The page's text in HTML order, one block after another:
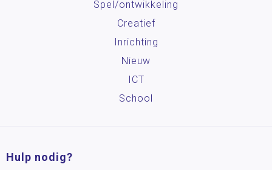
Spel/ontwikkeling
Creatief
Inrichting
Nieuw
ICT
School
Hulp nodig?